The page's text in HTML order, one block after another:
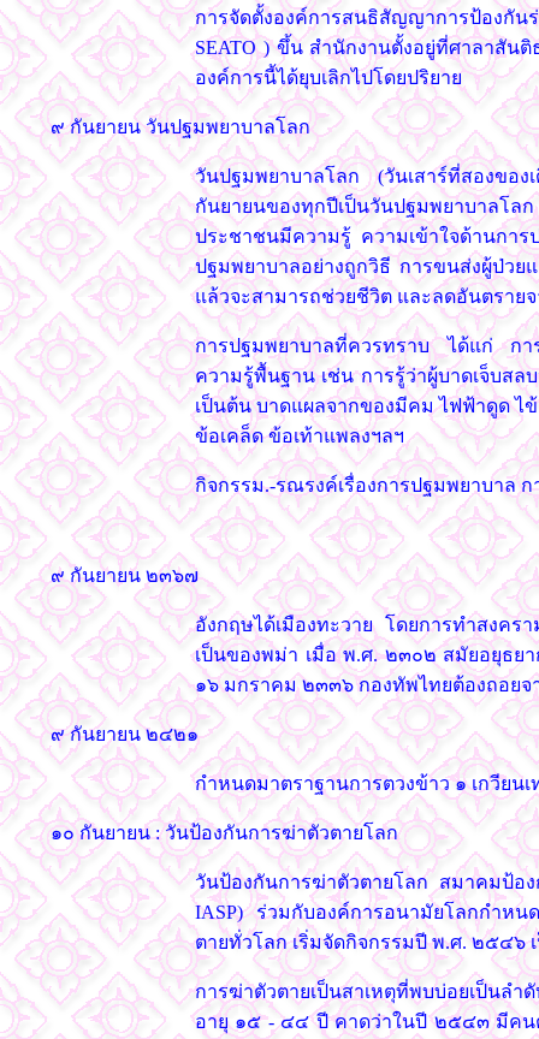
การจัดตั้งองค์การสนธิสัญญาการป้องกันร่ว
SEATO ) ขึ้น สำนักงานตั้งอยู่ที่ศาลาสัน
องค์การนี้ได้ยุบเลิกไปโดยปริยาย
๙ กันยายน วันปฐมพยาบาลโลก
วันปฐมพยาบาลโลก (วันเสาร์ที่สองขอ
กันยายนของทุกปีเป็นวันปฐมพยาบาลโล
ประชาชนมีความรู้ ความเข้าใจด้านกา
ปฐมพยาบาลอย่างถูกวิธี การขนส่งผู้ป่ว
แล้วจะสามารถช่วยชีวิต และลดอันตราย
การปฐมพยาบาลที่ควรทราบ ได้แก่ กา
ความรู้พื้นฐาน เช่น การรู้ว่าผู้บาดเจ็บสล
เป็นต้น บาดแผลจากของมีคม ไฟฟ้าดูด ไ
ข้อเคล็ด ข้อเท้าแพลงฯลฯ
กิจกรรม.-รณรงค์เรื่องการปฐมพยาบาล
๙ กันยายน ๒๓๖๗
อังกฤษได้เมืองทะวาย โดยการทำสงคร
เป็นของพม่า เมื่อ พ.ศ. ๒๓๐๒ สมัยอยุธ
๑๖ มกราคม ๒๓๓๖ กองทัพไทยต้องถอยจ
๙ กันยายน ๒๔๒๑
กำหนดมาตราฐานการตวงข้าว ๑ เกวียน
๑๐ กันยายน : วันป้องกันการฆ่าตัวตายโลก
วันป้องกันการฆ่าตัวตายโลก สมาคมป้องกั
IASP) ร่วมกับองค์การอนามัยโลกกำหน
ตายทั่วโลก เริ่มจัดกิจกรรมปี พ.ศ. ๒๕๔๖
การฆ่าตัวตายเป็นสาเหตุที่พบบ่อยเป็นล
อายุ ๑๕ - ๔๔ ปี คาดว่าในปี ๒๕๔๓ มีคน